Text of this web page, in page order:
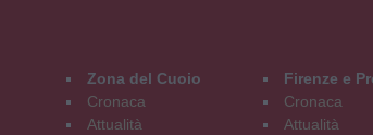
Zona del Cuoio
Cronaca
Attualità
Firenze e
Cronaca
Attualità